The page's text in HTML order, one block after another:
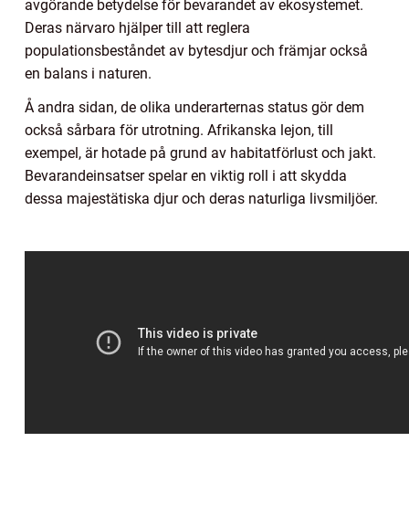
avgörande betydelse för bevarandet av ekosystemet.
Deras närvaro hjälper till att reglera
populationsbeståndet av bytesdjur och främjar också
en balans i naturen.
Å andra sidan, de olika underarternas status gör dem
också sårbara för utrotning. Afrikanska lejon, till
exempel, är hotade på grund av habitatförlust och jakt.
Bevarandeinsatser spelar en viktig roll i att skydda
dessa majestätiska djur och deras naturliga livsmiljöer.